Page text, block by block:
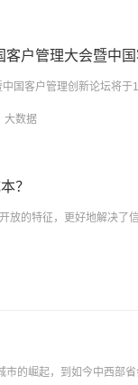
客户管理大会暨中
国客户管理创新论坛将于
大数据
？
放的特征，更好地解决了
的崛起，到如今中西部